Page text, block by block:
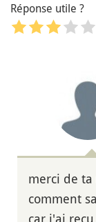
Réponse utile ?
merci de
comment
car j'ai